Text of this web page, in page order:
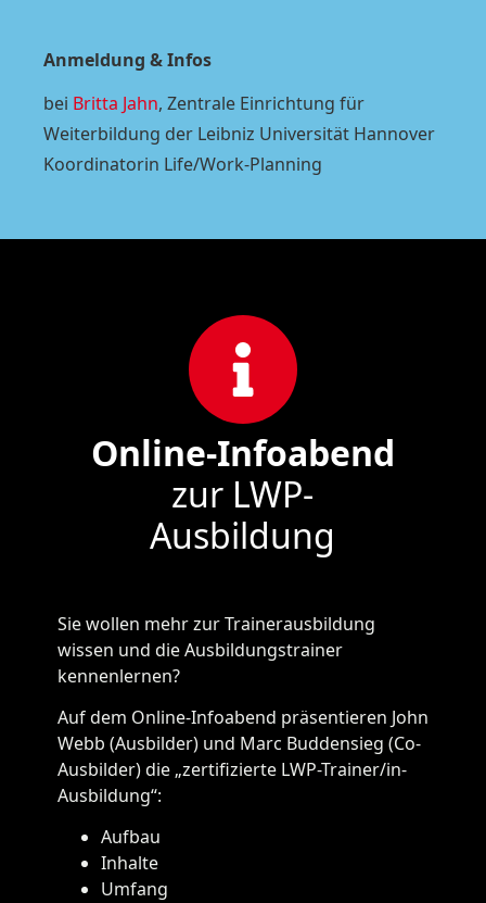
Anmeldung & Infos
bei Britta Jahn, Zentrale Einrichtung für
Weiterbildung der Leibniz Universität Hannover
Koordinatorin Life/Work-Planning
Online-Infoabend
zur LWP-
Ausbildung
Sie wollen mehr zur Trainerausbildung
wissen und die Ausbildungstrainer
kennenlernen?
Auf dem Online-Infoabend präsentieren John
Webb (Ausbilder) und Marc Buddensieg (Co-
Ausbilder) die „zertifizierte LWP-Trainer/in-
Ausbildung“:
Aufbau
Inhalte
Umfang